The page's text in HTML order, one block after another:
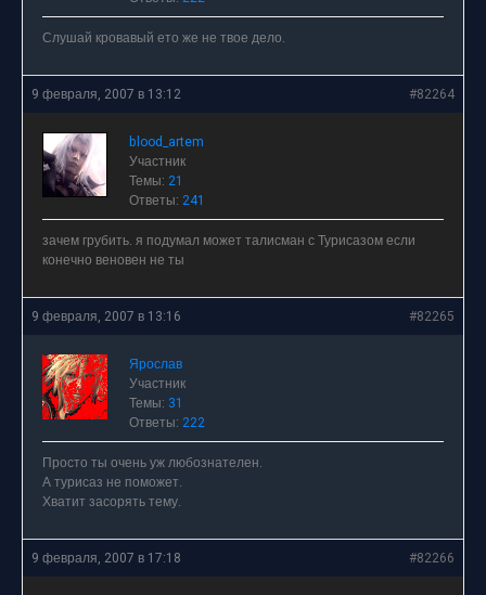
Слушай кровавый ето же не твое дело.
9 февраля, 2007 в 13:12 #82264
blood_artem
Участник
Темы: 21
Ответы: 241
зачем грубить. я подумал может талисман с Турисазом если
конечно веновен не ты
9 февраля, 2007 в 13:16 #82265
Ярослав
Участник
Темы: 31
Ответы: 222
Просто ты очень уж любознателен.
А турисаз не поможет.
Хватит засорять тему.
9 февраля, 2007 в 17:18 #82266